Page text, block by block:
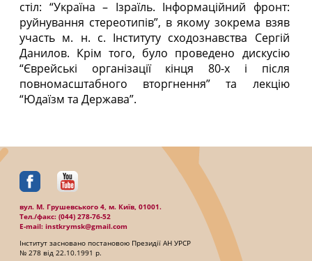
стіл: “Україна – Ізраїль. Інформаційний фронт:
руйнування стереотипів”, в якому зокрема взяв
участь м. н. с. Інституту сходознавства Сергій
Данилов. Крім того, було проведено дискусію
“Єврейські організації кінця 80-х і після
повномасштaбного вторгнення” та лекцію
“Юдаїзм та Держава”.
вул. М. Грушевського 4, м. Київ, 01001.
Тел./факc: (044) 278-76-52
E-mail: instkrymsk@gmail.com
Інститут засновано постановою Президії АН УРСР
№ 278 від 22.10.1991 р.